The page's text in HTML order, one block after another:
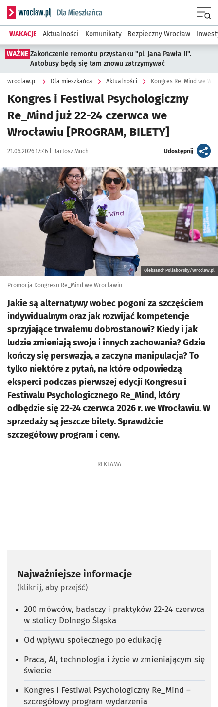
Serwis informacyjny wroclaw.pl podserwis: Dla mieszkańca
WAKACJE Aktualności Komunikaty Bezpieczny Wrocław
WAŻNE Zakończenie remontu przystanku "pl. Jana Pawła II".
Autobusy będą się tam znowu zatrzymywać
wroclaw.pl Dla mieszkańca Aktualności Kongres Re_Mind we
Kongres i Festiwal Psychologiczny
Re_Mind już 22-24 czerwca we
Wrocławiu [PROGRAM, BILETY]
Data publikacji:
21.06.2026 17:46 | Autor:
Bartosz Moch Udostępnijartykuł
Kliknij, aby powiększyć
Oleksandr Poliakovsky/Wroclaw.pl
Promocja Kongresu Re_Mind we Wrocławiu
Jakie są alternatywy wobec pogoni za szczęściem
indywidualnym oraz jak rozwijać kompetencje
sprzyjające trwałemu dobrostanowi? Kiedy i jak
ludzie zmieniają swoje i innych zachowania? Gdzie
kończy się perswazja, a zaczyna manipulacja? To
tylko niektóre z pytań, na które odpowiedzą
eksperci podczas pierwszej edycji Kongresu i
Festiwalu Psychologicznego Re_Mind, który
odbędzie się 22-24 czerwca 2026 r. we Wrocławiu. W
sprzedaży są jeszcze bilety. Sprawdźcie
szczegółowy program i ceny.
REKLAMA
Najważniejsze informacje
(kliknij, aby przejść)
200 mówców, badaczy i praktyków 22-24 czerwca
w stolicy Dolnego Śląska
Od wpływu społecznego po edukację
Praca, AI, technologia i życie w zmieniającym się
świecie
Kongres i Festiwal Psychologiczny Re_Mind –
szczegółowy program wydarzenia